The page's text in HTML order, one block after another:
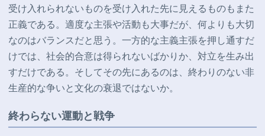
受け入れられないものを受け入れた先に見えるものもまた
正義である。適度な主張や活動も大事だが、何よりも大切
なのはバランスだと思う。一方的な主義主張を押し通すだ
けでは、社会的合意は得られないばかりか、対立を生み出
すだけである。そしてその先にあるのは、終わりのない非
生産的な争いと文化の衰退ではないか。
終わらない運動と戦争